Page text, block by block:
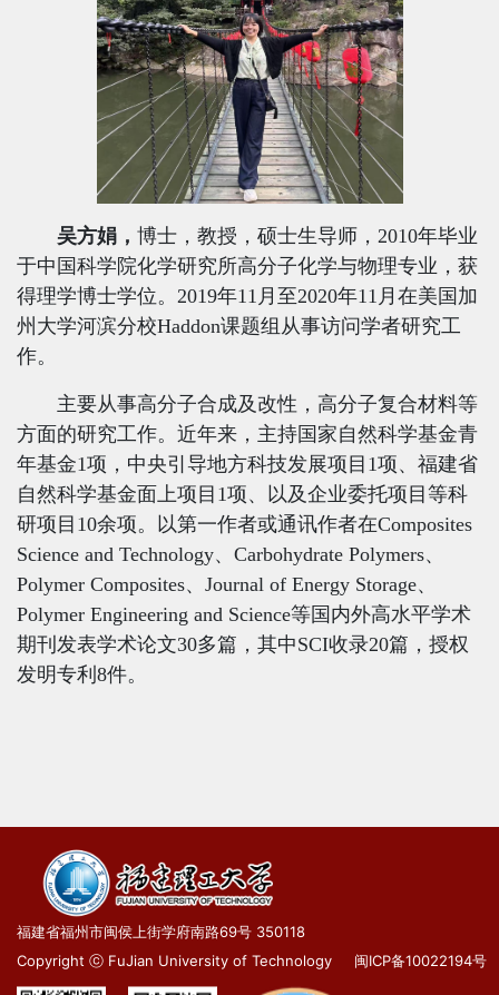
吴方娟， 博士，教授，硕士生导师， 2010年毕业
于中国科学院化学研究所高分子化学与物理专业，获
得理学博士学位。 2019年11 月至2020年11 月在美国加
州大学河滨分校Haddon课题组从事访问学者研究工
作。
主要从事高分子合成及改性，高分子复合材料等
方面的研究工作。近年来，主持国家自然科学基金青
年基金1项，中央引导地方科技发展项目 1项、福建省
自然科学基金面上项目 1项、以及企业委托项目等科
研项目 10余项。以第一作者或通讯作者在Composites
Science and Technology、 Carbohydrate Polymers、
Polymer Composites、Journal of Energy Storage、
Polymer Engineering and Science等国内外高水平学术
期刊发表学术论文30多篇，其中SCI收录20篇，授权
发明专利 8件。
福建省福州市闽侯上街学府南路69号 350118
Copyright ⓒ FuJian University of Technology
闽ICP备10022194号